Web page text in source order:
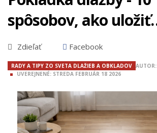
spôsobov, ako uložiť
drevodekor
Zdieľať Facebook
AUTOR:
RADY A TIPY ZO SVETA DLAŽIEB A OBKLADOV
UVEREJNENÉ: STREDA FEBRUÁR 18 2026